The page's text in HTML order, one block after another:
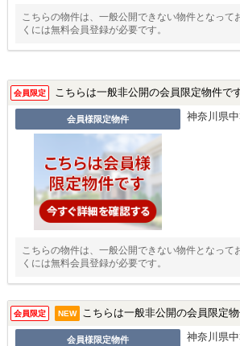
こちらの物件は、一般公開できない物件となって
くには無料会員登録が必要です。
会員限定 こちらは一般非公開の会員限定物件です
会員様限定物件 神奈川県
こちらの物件は、一般公開できない物件となって
くには無料会員登録が必要です。
会員限定 NEW こちらは一般非公開の会員限定物
会員様限定物件 神奈川県